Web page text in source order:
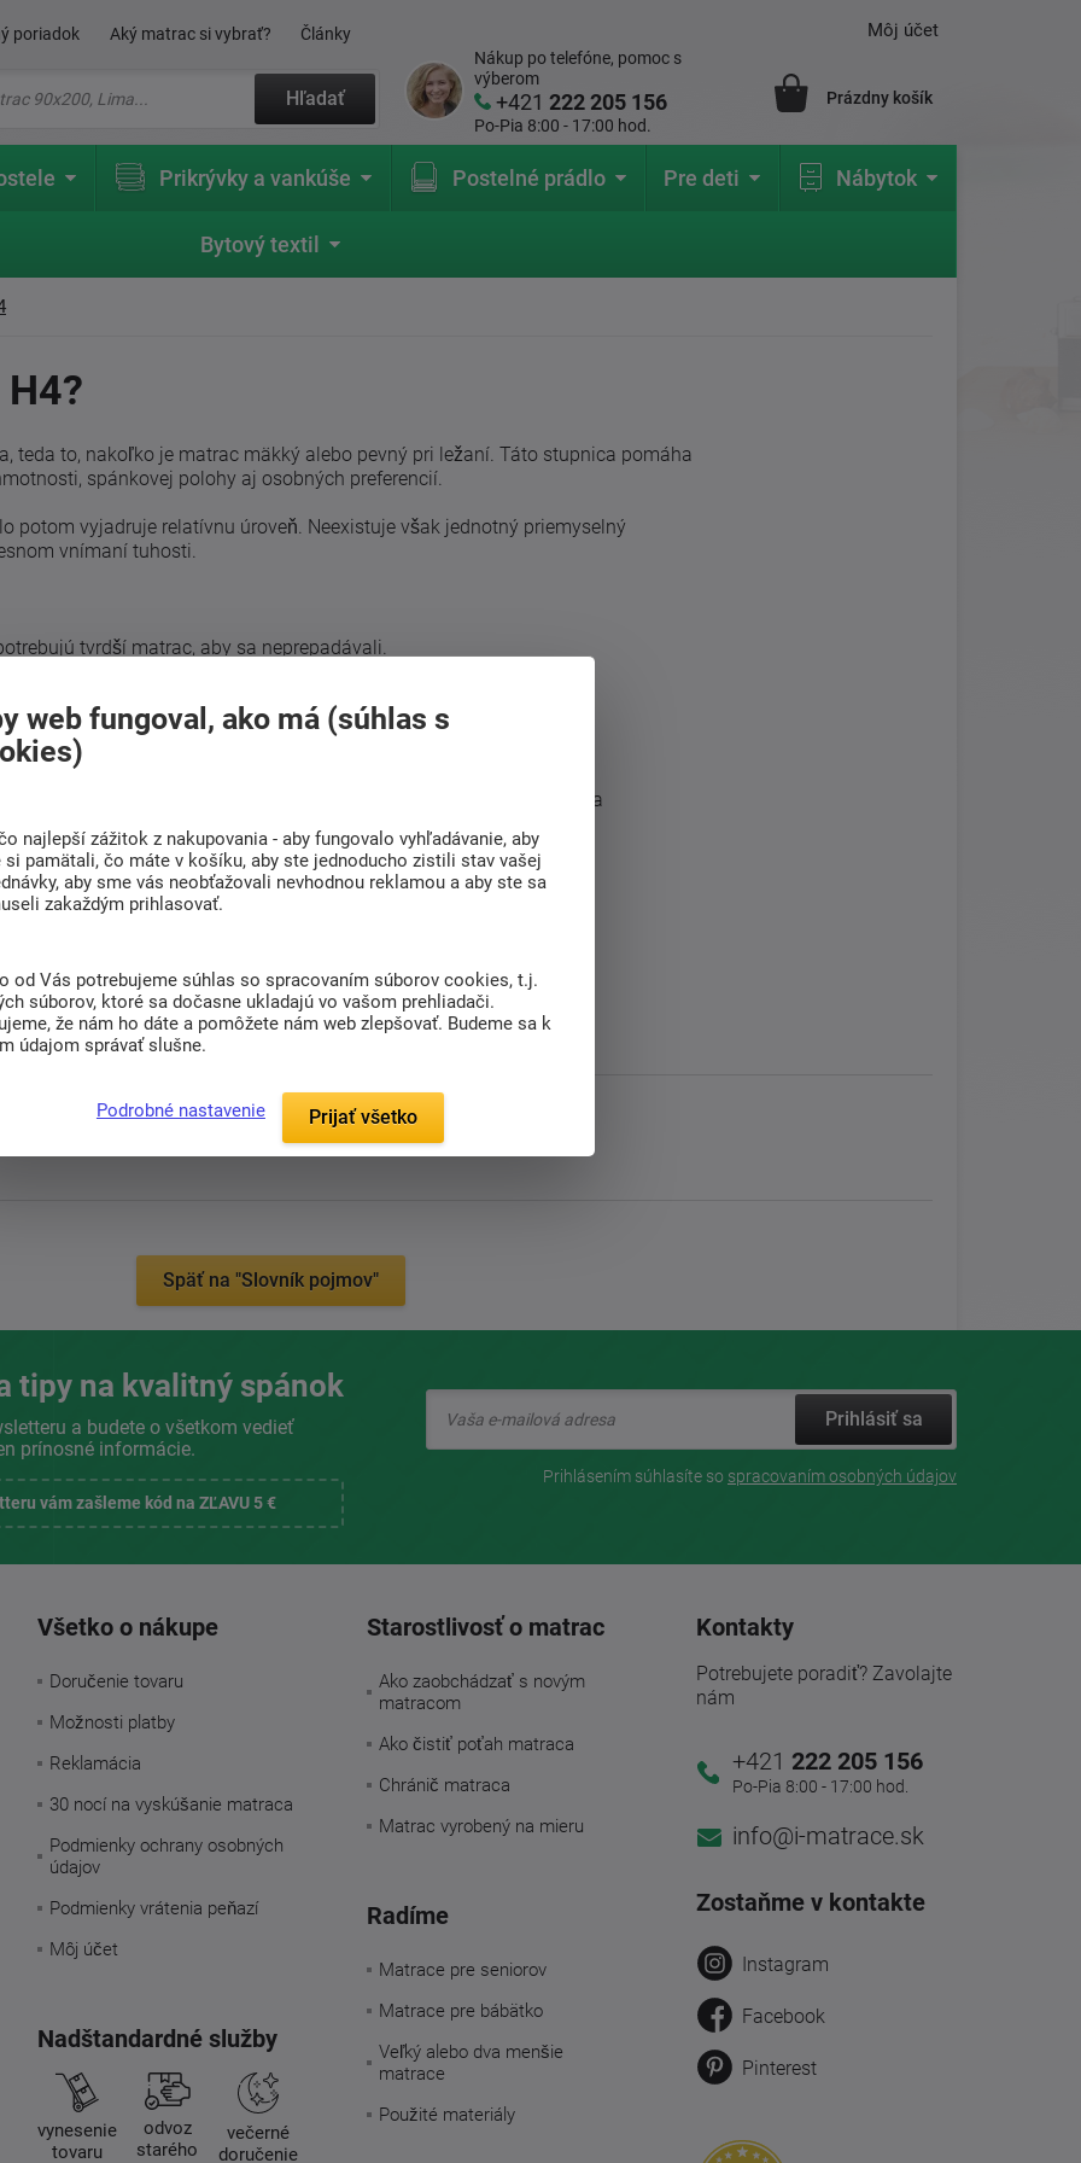
poriadok Aký matrac si vybrať? Články
Hľadať
Nákup po telefóne, pomoc s
výberom
+421222 205 156
Po-Pia 8:00 - 17:00 hod.
Môj účet
Prázdny košík
Prikrývky a vankúše Postelné prádlo Pre deti Nábytok
Bytový textil
teda to, nakoľko je matrac mäkký alebo pevný pri ležaní. Táto stupnica pomáha
spánkovej polohy aj osobných preferencií.
potom vyjadruje relatívnu úroveň. Neexistuje však jednotný priemyselný
vnímaní tuhosti.
tvrdší matrac, aby sa neprepadávali.
a bok)
chrbtice)
bolesťami chrbta často volia H3, ale záleží aj od konštrukcie matraca
má inú tuhosť (napr. H2/H3).
ho mäkším topperom.
priateľmi
Späť na "Slovník pojmov"
tipy na kvalitný spánok
a budete o všetkom vedieť
prínosné informácie.
vám zašleme kód na ZĽAVU 5 €
Prihlásiť sa
Prihlásením súhlasíte so spracovaním osobných údajov
Všetko o nákupe
Doručenie tovaru
Možnosti platby
Reklamácia
30 nocí na vyskúšanie matraca
Podmienky ochrany osobných
údajov
Podmienky vrátenia peňazí
Môj účet
Nadštandardné služby
vynesenie
tovaru
odvoz
starého
večerné
doručenie
Starostlivosť o matrac
Ako zaobchádzať s novým
matracom
Ako čistiť poťah matraca
Chránič matraca
Matrac vyrobený na mieru
Radíme
Matrace pre seniorov
Matrace pre bábätko
Veľký alebo dva menšie
matrace
Použité materiály
Kontakty
Potrebujete poradiť? Zavolajte
nám
+421 222 205 156
Po-Pia 8:00 - 17:00 hod.
info@i-matrace.sk
Zostaňme v kontakte
Instagram
Facebook
Pinterest
web fungoval, ako má (súhlas s
najlepší zážitok z nakupovania - aby fungovalo vyhľadávanie, aby
si pamätali, čo máte v košíku, aby ste jednoducho zistili stav vašej
aby sme vás neobťažovali nevhodnou reklamou a aby ste sa
zakaždým prihlasovať.
od Vás potrebujeme súhlas so spracovaním súborov cookies, t.j.
súborov, ktoré sa dočasne ukladajú vo vašom prehliadači.
že nám ho dáte a pomôžete nám web zlepšovať. Budeme sa k
údajom správať slušne.
Podrobné nastavenie Prijať všetko